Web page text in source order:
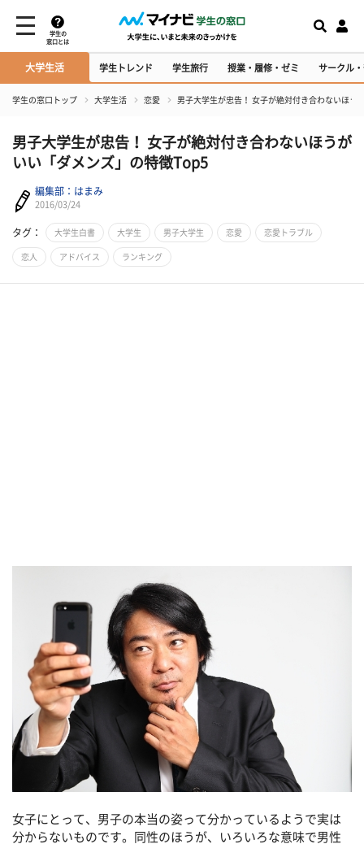
学生の
窓口とは
大学生活 学生トレンド 学生旅行 授業・履修・ゼミ サークル
学生の窓口トップ 大学生活 恋愛 男子大学生が忠告！ 女子が絶対付き合わないほう
男子大学生が忠告！ 女子が絶対付き合わないほうが
いい「ダメンズ」の特徴Top5
編集部：はまみ
2016/03/24
タグ： 大学生白書 大学生 男子大学生 恋愛 恋愛トラブル
恋人 アドバイス ランキング
女子にとって、男子の本当の姿って分かっているようで実は
分からないものです。同性のほうが、いろいろな意味で男性